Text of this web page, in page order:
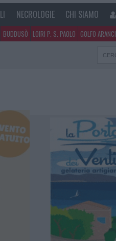
NECROLOGIE CHI SIAMO
BUDDUSÒ LOIRI P. S. PAOLO GOLFO ARANCI